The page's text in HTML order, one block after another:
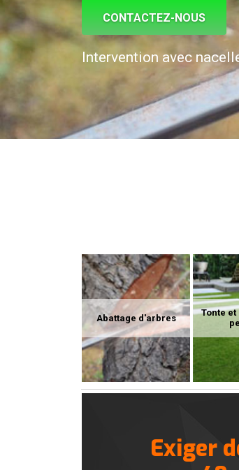
CONTACTEZ-NOUS
Intervention avec
Abattage d'arbres
Tonte
Exiger